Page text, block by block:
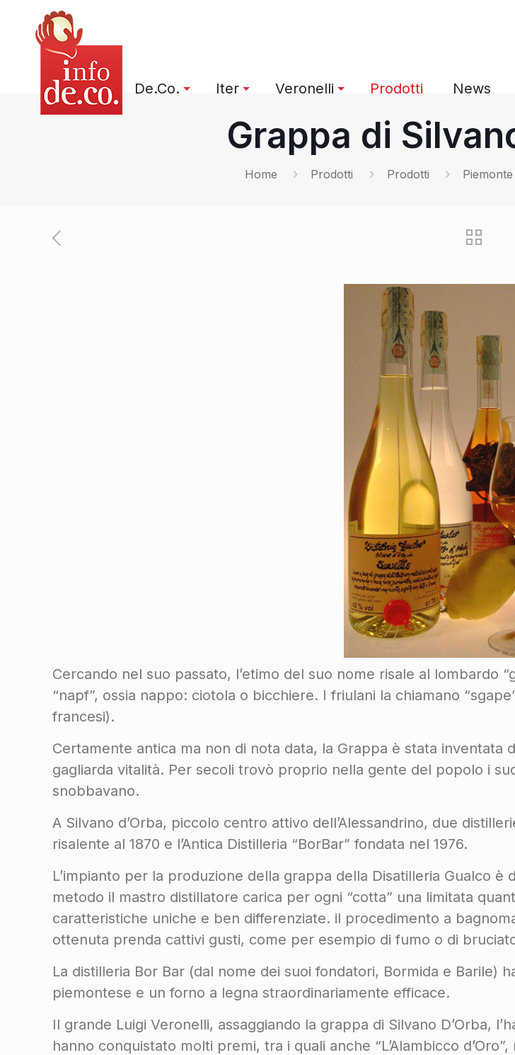
De.Co. Iter Veronelli Prodotti News
Grappa di
Home Prodotti Prodotti Piemonte
Cercando nel suo passato, l’etimo del suo nome risale al lombardo
“napf”, ossia nappo: ciotola o bicchiere. I friulani la chiamano
francesi).
Certamente antica ma non di nota data, la Grappa è stata inventata
gagliarda vitalità. Per secoli trovò proprio nella gente del popolo i
snobbavano.
A Silvano d’Orba, piccolo centro attivo dell’Alessandrino, due
risalente al 1870 e l’Antica Distilleria “BorBar” fondata nel 1976.
L’impianto per la produzione della grappa della Disatilleria Gualco
metodo il mastro distillatore carica per ogni “cotta” una limitata
caratteristiche uniche e ben differenziate. il procedimento a
ottenuta prenda cattivi gusti, come per esempio di fumo o di
La distilleria Bor Bar (dal nome dei suoi fondatori, Bormida e Barile)
piemontese e un forno a legna straordinariamente efficace.
Il grande Luigi Veronelli, assaggiando la grappa di Silvano D’Orba,
hanno conquistato molti premi, tra i quali anche “L’Alambicco